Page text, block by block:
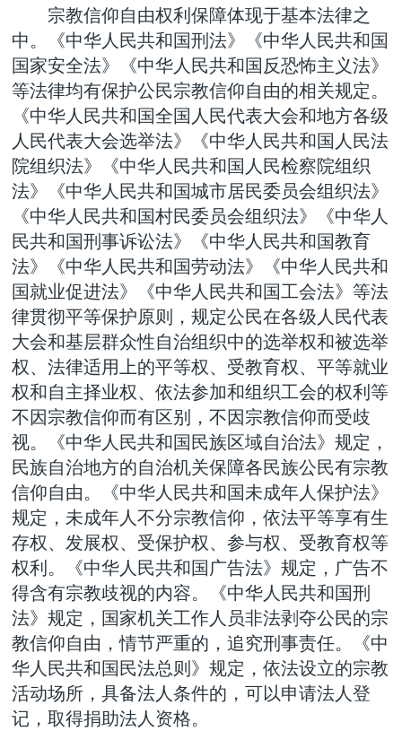
宗教信仰自由权利保障体现于基本法律之
中。《中华人民共和国刑法》《中华人民共和国
国家安全法》《中华人民共和国反恐怖主义法》
等法律均有保护公民宗教信仰自由的相关规定。
《中华人民共和国全国人民代表大会和地方各级
人民代表大会选举法》《中华人民共和国人民法
院组织法》《中华人民共和国人民检察院组织
法》《中华人民共和国城市居民委员会组织法》
《中华人民共和国村民委员会组织法》《中华人
民共和国刑事诉讼法》《中华人民共和国教育
法》《中华人民共和国劳动法》《中华人民共和
国就业促进法》《中华人民共和国工会法》等法
律贯彻平等保护原则，规定公民在各级人民代表
大会和基层群众性自治组织中的选举权和被选举
权、法律适用上的平等权、受教育权、平等就业
权和自主择业权、依法参加和组织工会的权利等
不因宗教信仰而有区别，不因宗教信仰而受歧
视。《中华人民共和国民族区域自治法》规定，
民族自治地方的自治机关保障各民族公民有宗教
信仰自由。《中华人民共和国未成年人保护法》
规定，未成年人不分宗教信仰，依法平等享有生
存权、发展权、受保护权、参与权、受教育权等
权利。《中华人民共和国广告法》规定，广告不
得含有宗教歧视的内容。《中华人民共和国刑
法》规定，国家机关工作人员非法剥夺公民的宗
教信仰自由，情节严重的，追究刑事责任。《中
华人民共和国民法总则》规定，依法设立的宗教
活动场所，具备法人条件的，可以申请法人登
记，取得捐助法人资格。